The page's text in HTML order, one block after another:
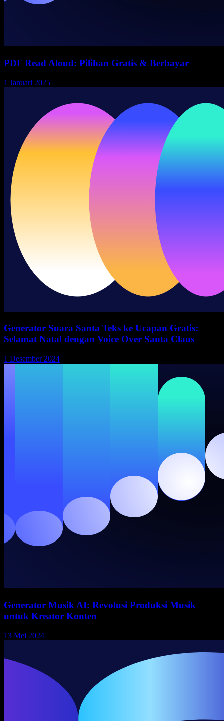
PDF Read Aloud: Pilihan Gratis & Berbayar
1 Januari 2025
Generator Suara Santa Teks ke Ucapan Gratis:
Selamat Natal dengan Voice Over Santa Claus
1 Desember 2024
Generator Musik AI: Revolusi Produksi Musik
untuk Kreator Konten
13 Mei 2024